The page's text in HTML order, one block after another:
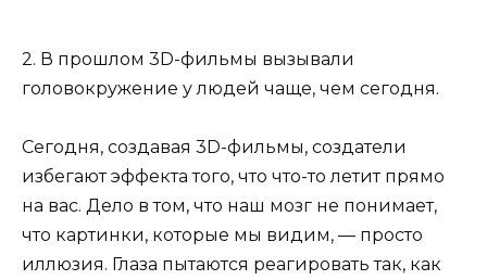
2. В прошлом 3D-фильмы вызывали
головокружение у людей чаще, чем сегодня.
Сегодня, создавая 3D-фильмы, создатели
избегают эффекта того, что что-то летит прямо
на вас. Дело в том, что наш мозг не понимает,
что картинки, которые мы видим, — просто
иллюзия. Глаза пытаются реагировать так, как